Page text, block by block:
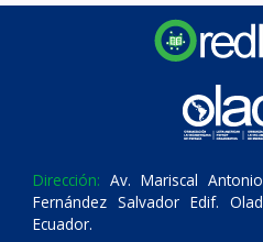
Dirección: Av. Mariscal
Fernández Salvador Edif.
Ecuador.